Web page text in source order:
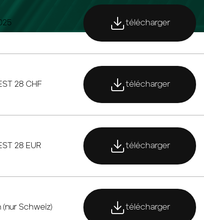
télécharger
28 CHF
télécharger
28 EUR
télécharger
Schweiz)
télécharger